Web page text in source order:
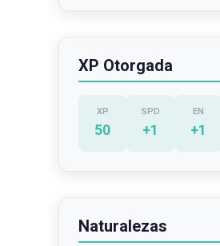
XP Otorgada
XP
50
SPD
+1
EN
+1
Naturalezas